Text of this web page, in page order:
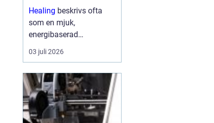
förmåga att läka
Healing beskrivs ofta
som en mjuk,
energibaserad
behandlingsmetod som
stödjer kroppens egen
ligger på balans, lugn
och ökad närvaro
snarare än snabba
mirakel. Många som
03 juli 2026